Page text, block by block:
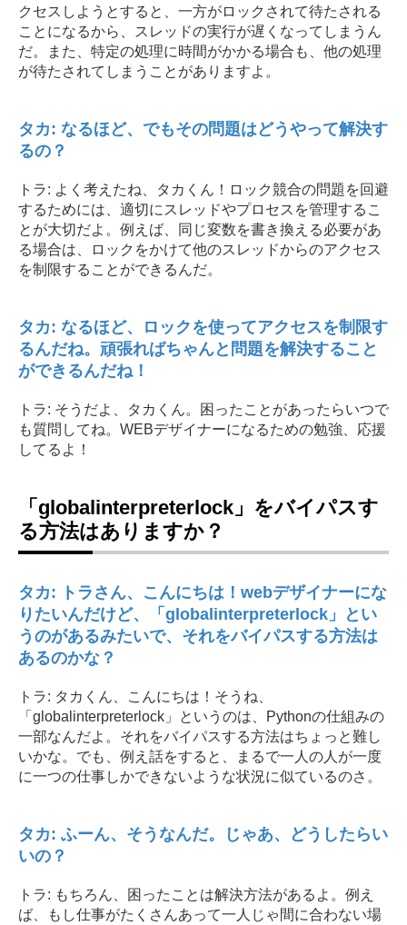
クセスしようとすると、一方がロックされて待たされる
ことになるから、スレッドの実行が遅くなってしまうん
だ。また、特定の処理に時間がかかる場合も、他の処理
が待たされてしまうことがありますよ。
タカ: なるほど、でもその問題はどうやって解決す
るの？
トラ: よく考えたね、タカくん！ロック競合の問題を回避
するためには、適切にスレッドやプロセスを管理するこ
とが大切だよ。例えば、同じ変数を書き換える必要があ
る場合は、ロックをかけて他のスレッドからのアクセス
を制限することができるんだ。
タカ: なるほど、ロックを使ってアクセスを制限す
るんだね。頑張ればちゃんと問題を解決すること
ができるんだね！
トラ: そうだよ、タカくん。困ったことがあったらいつで
も質問してね。WEBデザイナーになるための勉強、応援
してるよ！
「globalinterpreterlock」をバイパスす
る方法はありますか？
タカ: トラさん、こんにちは！webデザイナーにな
りたいんだけど、「globalinterpreterlock」とい
うのがあるみたいで、それをバイパスする方法は
あるのかな？
トラ: タカくん、こんにちは！そうね、
「globalinterpreterlock」というのは、Pythonの仕組みの
一部なんだよ。それをバイパスする方法はちょっと難し
いかな。でも、例え話をすると、まるで一人の人が一度
に一つの仕事しかできないような状況に似ているのさ。
タカ: ふーん、そうなんだ。じゃあ、どうしたらい
いの？
トラ: もちろん、困ったことは解決方法があるよ。例え
ば、もし仕事がたくさんあって一人じゃ間に合わない場